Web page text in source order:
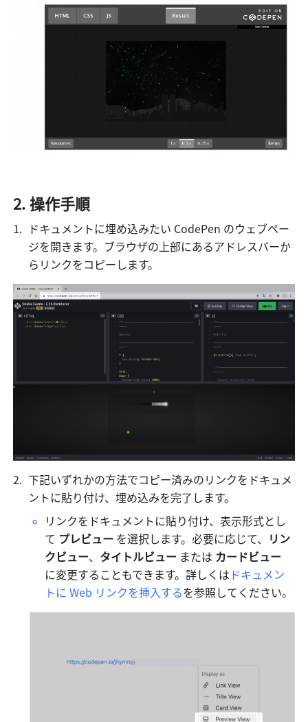
操作手順
ドキュメントに埋め込みたい CodePen のウェブペー
ジを開きます。ブラウザの上部にあるアドレスバーか
らリンクをコピーします。
下記いずれかの方法でコピー済みのリンクをドキュメ
ントに貼り付け、埋め込みを完了します。
リンクをドキュメントに貼り付け、表示形式とし
て プレビュー を選択します。必要に応じて、
リン
クビュー、 タイトルビュー または
に変更することもできます。詳しくは ドキュメン
トに Web リンクを挿入するを参照してください。